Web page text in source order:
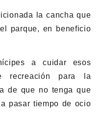
la cancha que
parque, en beneficio
a cuidar esos
recreación para la
de que no tenga que
pasar tiempo de ocio